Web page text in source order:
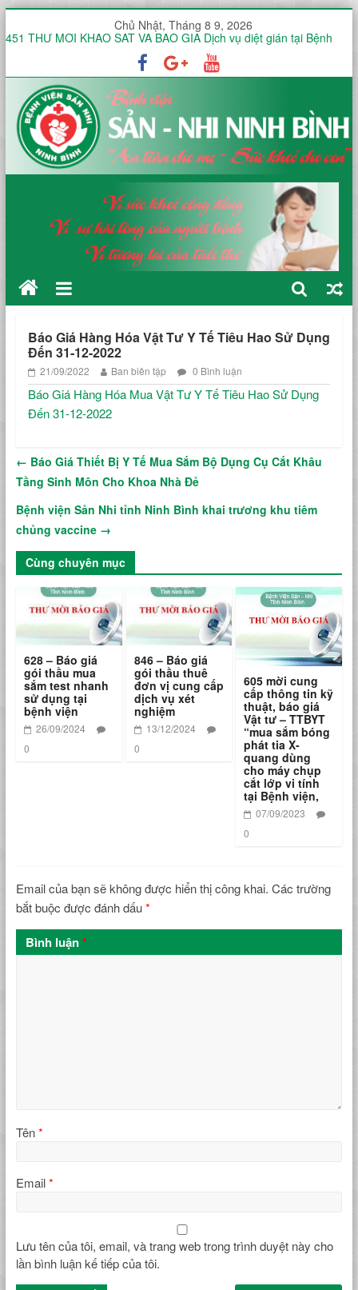
Chủ Nhật, Tháng 8 9, 2026
451 THƯ MỜI KHẢO SÁT VÀ BÁO GIÁ Dịch vụ diệt gián tại Bệnh
viện Sản -Nhi tỉnh Ninh Bình trong 12 tháng
Thư mời báo giá V/v mua sắm, lắp đặt hệ thống mạng không dây
(WiFi) nội bộ trong toàn viện phục vụ triển khai hồ sơ bệnh án điện
tử (EMR)
Công văn V/v báo giá Thuê dịch vụ chứng thực chữ ký số
KHOA ĐIỀU TRỊ YÊU CẦU HƯỞNG ỨNG TUẦN LỄ THẾ GIỚI NUÔI
CON BẰNG SỮA MẸ NĂM 2026
KHOA SẢN THƯỜNG HƯỞNG ỨNG TUẦN LỄ THẾ GIỚI NUÔI CON
BẰNG SỮA MẸ NĂM 2026
Báo Giá Hàng Hóa Vật Tư Y Tế Tiêu Hao Sử Dụng
Đến 31-12-2022
21/09/2022 Ban biên tập 0 Bình luận
Báo Giá Hàng Hóa Mua Vật Tư Y Tế Tiêu Hao Sử Dụng
Đến 31-12-2022
← Báo Giá Thiết Bị Y Tế Mua Sắm Bộ Dụng Cụ Cắt Khâu
Tầng Sinh Môn Cho Khoa Nhà Đẻ
Bệnh viện Sản Nhi tỉnh Ninh Bình khai trương khu tiêm
chủng vaccine →
Cùng chuyên mục
628 – Báo giá
gói thầu mua
sắm test nhanh
sử dụng tại
bệnh viện
26/09/2024
0
846 – Báo giá
gói thầu thuê
đơn vị cung cấp
dịch vụ xét
nghiệm
13/12/2024
0
605 mời cung
cấp thông tin kỹ
thuật, báo giá
Vật tư – TTBYT
“mua sắm bóng
phát tia X-
quang dùng
cho máy chụp
cắt lớp vi tính
tại Bệnh viện,
07/09/2023
0
Email của bạn sẽ không được hiển thị công khai. Các trường
bắt buộc được đánh dấu*
Bình luận*
Tên*
Email*
Lưu tên của tôi, email, và trang web trong trình duyệt này cho
lần bình luận kế tiếp của tôi.